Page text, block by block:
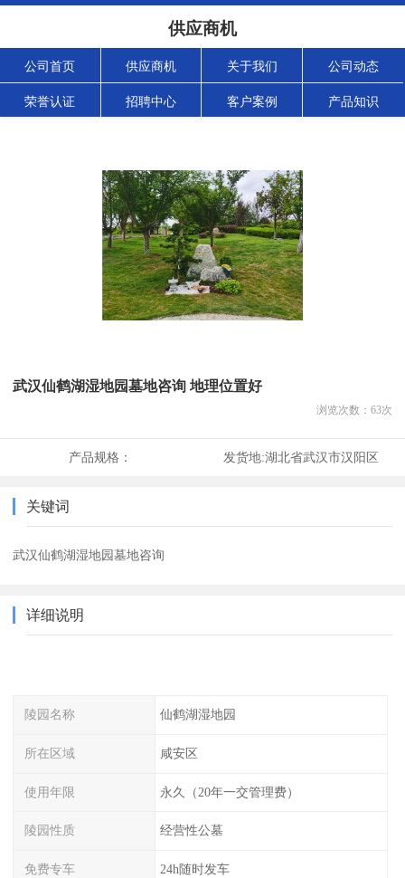
供应商机
公司首页 供应商机 关于我们 公司动态
荣誉认证 招聘中心 客户案例 产品知识
武汉仙鹤湖湿地园墓地咨询 地理位置好
浏览次数： 63次
产品规格： 发货地:湖北省武汉市汉阳区
关键词
武汉仙鹤湖湿地园墓地咨询
详细说明
陵园名称 仙鹤湖湿地园
所在区域 咸安区
使用年限 永久（20年一交管理费）
陵园性质 经营性公墓
免费专车 24h随时发车